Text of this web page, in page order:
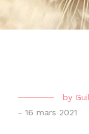
by
- 16 mars 2021